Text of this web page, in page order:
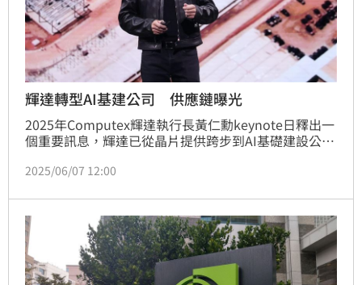
輝達轉型AI基建公司 供應鏈曝光
2025年Computex輝達執行長黃仁勳keynote日釋出一
個重要訊息，輝達已從晶片提供跨步到AI基礎建設公
前的中東行，到離台後的瑞典行，黃仁勳都對客戶提供
消息，的最新 Blackwell 架構平台在本輪 MLPerf
Training v5.0 基準測試中全面展現效能優勢，囊括所
有測試項目結果，成為唯一在全部測試項目中均提交成
績的平台，進一步鞏固其在 AI 加速運算市場的主導地
位。
2025/06/07 12:00